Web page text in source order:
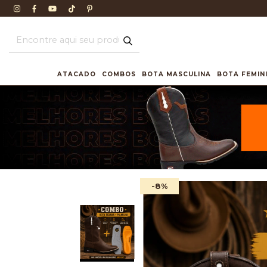
ATACADO COMBOS BOTA MASCULINA BOTA
-8%